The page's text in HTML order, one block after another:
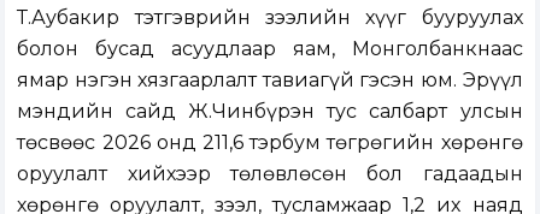
Т.Аубакир тэтгэврийн зээлийн хүүг бууруулах
болон бусад асуудлаар яам, Монголбанкнаас
ямар нэгэн хязгаарлалт тавиагүй гэсэн юм. Эрүүл
мэндийн сайд Ж.Чинбүрэн тус салбарт улсын
төсвөөс 2026 онд 211,6 тэрбум төгрөгийн хөрөнгө
оруулалт хийхээр төлөвлөсөн бол гадаадын
хөрөнгө оруулалт, зээл, тусламжаар 1,2 их наяд